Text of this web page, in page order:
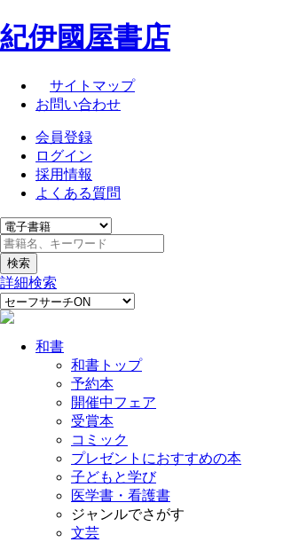
紀伊國屋書店
サイトマップ
お問い合わせ
会員登録
ログイン
採用情報
よくある質問
詳細検索
和書
和書トップ
予約本
開催中フェア
受賞本
コミック
プレゼントにおすすめの本
子どもと学び
医学書・看護書
ジャンルでさがす
文芸